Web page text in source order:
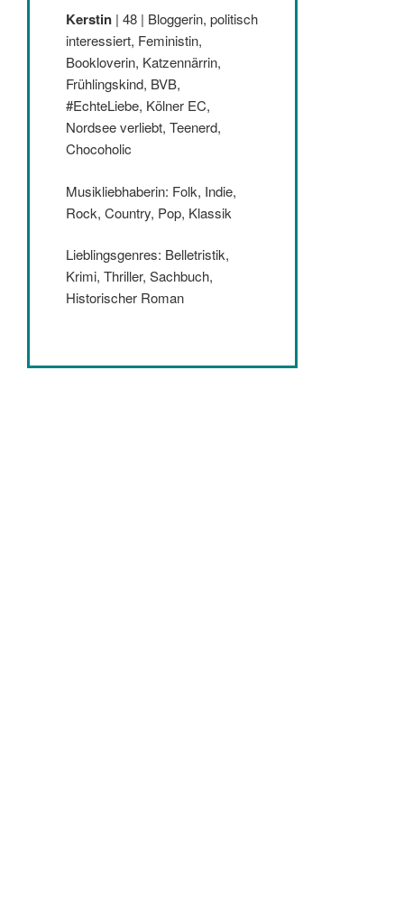
Kerstin | 48 | Bloggerin, politisch
interessiert, Feministin,
Bookloverin, Katzennärrin,
Frühlingskind, BVB,
#EchteLiebe, Kölner EC,
Nordsee verliebt, Teenerd,
Chocoholic
Musikliebhaberin: Folk, Indie,
Rock, Country, Pop, Klassik
Lieblingsgenres: Belletristik,
Krimi, Thriller, Sachbuch,
Historischer Roman